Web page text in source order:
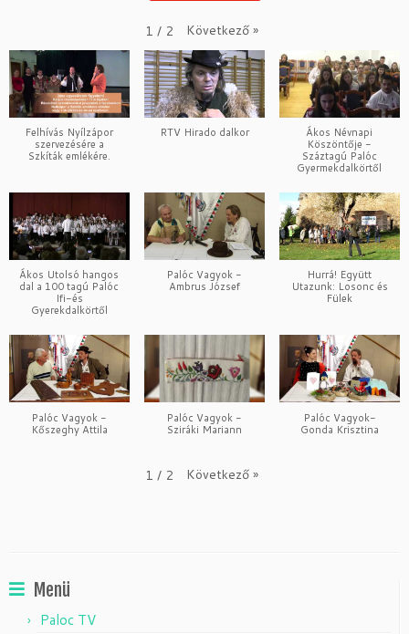
1 / 2 Következő »
Felhívás Nyílzápor
szervezésére a
Szkíták emlékére.
RTV Hirado dalkor
Ákos Névnapi
Köszöntője -
Száztagú Palóc
Gyermekdalkörtől
Ákos Utolsó hangos
dal a 100 tagú Palóc
Ifi-és
Gyerekdalkörtől
Palóc Vagyok -
Ambrus József
Hurrá! Együtt
Utazunk: Losonc és
Fülek
Palóc Vagyok -
Kőszeghy Attila
Palóc Vagyok -
Sziráki Mariann
Palóc Vagyok-
Gonda Krisztina
1 / 2 Következő »
Menü
Paloc TV